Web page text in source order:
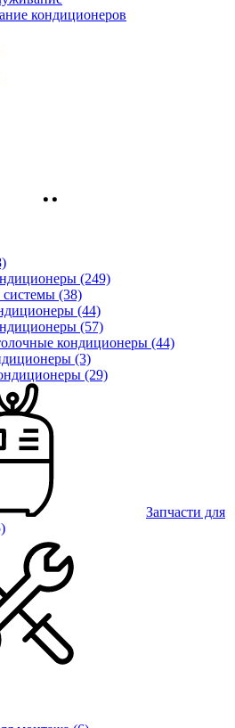
кондиционеров
(249)
(38)
(44)
(57)
кондиционеры (44)
(3)
(29)
Запчасти для